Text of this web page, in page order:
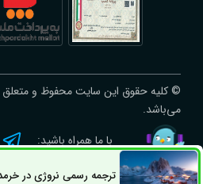
© کلیه حقوق این سایت محفوظ و متعلق
می‌باشد.
با ما همراه باشید:
ترجمه رسمی نروژی درراه های ارتباطی